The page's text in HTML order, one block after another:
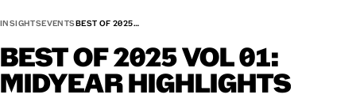
INSIGHTSEVENTSBEST OF 2025…
BESTOF2025VOL01:
MIDYEARHIGHLIGHTS